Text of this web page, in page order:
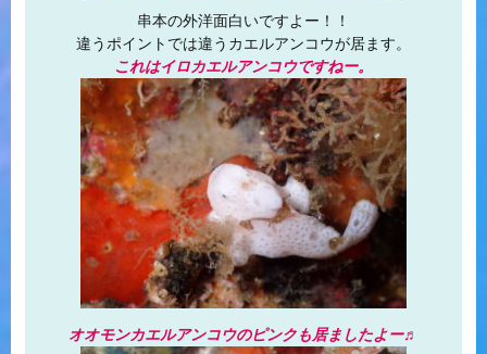
串本の外洋面白いですよー！！
違うポイントでは違うカエルアンコウが居ます。
これはイロカエルアンコウですねー。
オオモンカエルアンコウのピンクも居ましたよー♬